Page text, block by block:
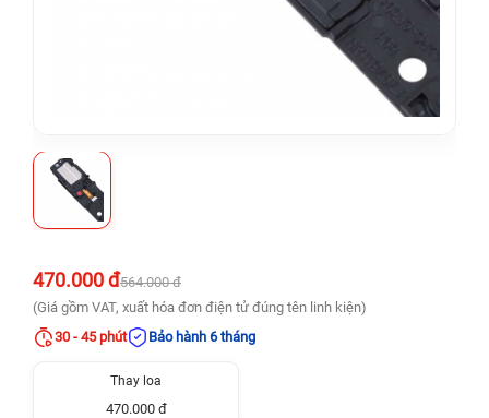
470.000 đ564.000 đ
(Giá gồm VAT, xuất hóa đơn điện tử đúng tên linh kiện)
30 - 45 phút
Bảo hành 6 tháng
Thay loa
470.000 đ